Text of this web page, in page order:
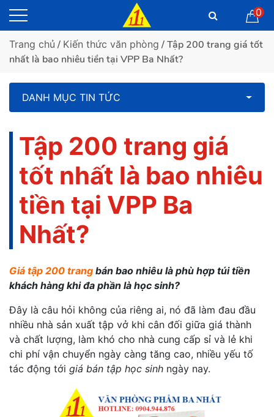
0
Trang chủ / Kiến thức văn phòng / Tập 200 trang giá tốt
nhất là bao nhiêu tiền tại VPP Ba Nhất?
DANH MỤC TIN TỨC
Tập 200 trang giá
tốt nhất là bao nhiêu
tiền tại VPP Ba
Nhất?
Giá tập 200 trang bán bao nhiêu là phù hợp túi tiền
khách hàng khi đa phần là học sinh?
Đây là câu hỏi không của riêng ai, nó đã làm đau đầu
nhiều nhà sản xuất tập vở khi cân đối giữa giá thành
và chất lượng, làm khó cho nhà cung cấp sỉ và lẻ khi
chi phí vận chuyển ngày càng tăng cao, nhiều yếu tố
tác động tới giá bán tập học sinh ngày nay.